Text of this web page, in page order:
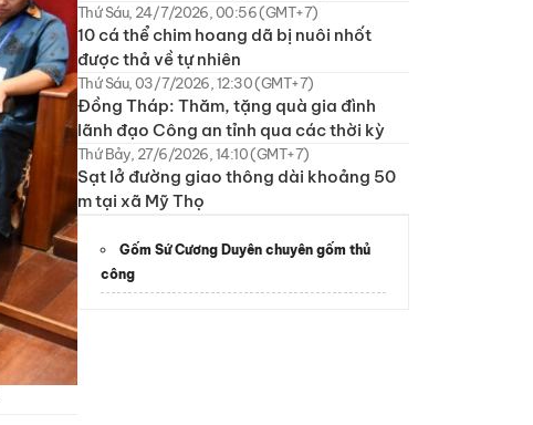
Thứ Sáu, 24/7/2026, 00:56 (GMT+7)
10 cá thể chim hoang dã bị nuôi nhốt
được thả về tự nhiên
Thứ Sáu, 03/7/2026, 12:30 (GMT+7)
Đồng Tháp: Thăm, tặng quà gia đình
lãnh đạo Công an tỉnh qua các thời kỳ
Thứ Bảy, 27/6/2026, 14:10 (GMT+7)
Sạt lở đường giao thông dài khoảng 50
m tại xã Mỹ Thọ
Gốm Sứ Cương Duyên chuyên gốm thủ
công